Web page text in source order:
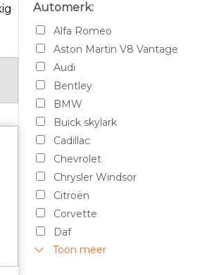
Automerk:
Alfa Romeo
Aston Martin V8 Vantage
Audi
Bentley
BMW
Buick skylark
Cadillac
Chevrolet
Chrysler Windsor
Citroën
Corvette
Daf
Dodge
Toon meer